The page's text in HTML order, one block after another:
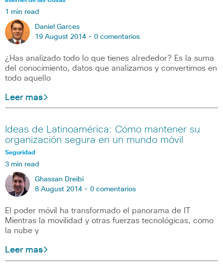
1 min read
Daniel Garces
19 August 2014 - 0 comentarios
¿Has analizado todo lo que tienes alrededor? Es la suma
del conocimiento, datos que analizamos y convertimos en
todo aquello
Leer mas
Ideas de Latinoamérica: Cómo mantener su
organización segura en un mundo móvil
Seguridad
3 min read
Ghassan Dreibi
8 August 2014 - 0 comentarios
El poder móvil ha transformado el panorama de IT
Mientras la movilidad y otras fuerzas tecnológicas, como
la nube y
Leer mas